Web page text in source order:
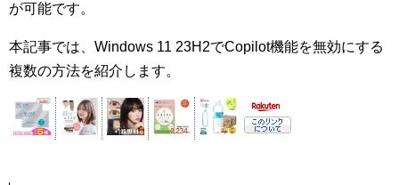
が可能です。
本記事では、Windows 11 23H2でCopilot機能を無効にする
複数の方法を紹介します。